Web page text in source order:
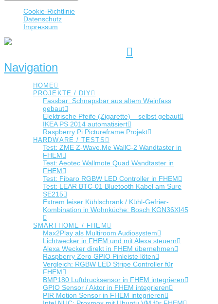
Cookie-Richtlinie
Datenschutz
Impressum
Navigation
HOME
PROJEKTE / DIY
Fassbar: Schnapsbar aus altem Weinfass
gebaut
Elektrische Pfeife (Zigarette) – selbst gebaut
IKEA PS 2014 automatisiert
Raspberry Pi Pictureframe Projekt
HARDWARE / TESTS
Test: ZME Z-Wave.Me WallC-2 Wandtaster in
FHEM
Test: Aeotec Wallmote Quad Wandtaster in
FHEM
Test: Fibaro RGBW LED Controller in FHEM
Test: LEAR BTC-01 Bluetooth Kabel am Sure
SE215
Extrem leiser Kühlschrank / Kühl-Gefrier-
Kombination in Wohnküche: Bosch KGN36XI45
SMARTHOME / FHEM
Max2Play als Multiroom Audiosystem
Lichtwecker in FHEM und mit Alexa steuern
Alexa Wecker direkt in FHEM übernehmen
Raspberry Zero GPIO Pinleiste löten
Vergleich: RGBW LED Stripe Controller für
FHEM
BMP180 Luftdrucksensor in FHEM integrieren
GPIO Sensor / Aktor in FHEM integrieren
PIR Motion Sensor in FHEM integrieren